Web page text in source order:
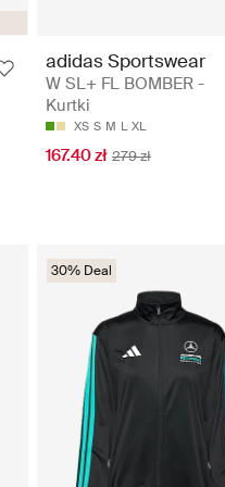
adidas Sportswear
W SL+ FL BOMBER -
Kurtki
XS S M L XL
167.40 zł 279 zł
30% Deal